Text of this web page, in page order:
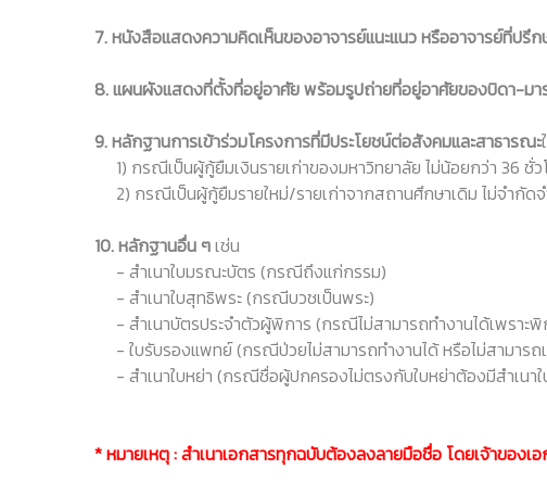
7. หนังสือแสดงความคิดเห็นของอาจารย์แนะแนว หรืออาจารย์ที่ปรึก
8. แผนผังแสดงที่ตั้งที่อยู่อาศัย พร้อมรูปถ่ายที่อยู่อาศัยของบิดา-ม
9. หลักฐานการเข้าร่วมโครงการที่มีประโยชน์ต่อสังคมและสาธารณะ
1) กรณีเป็นผู้กู้ยืมเงินรายเก่าของมหาวิทยาลัย ไม่น้อยกว่า 36 ชั่ว
2) กรณีเป็นผู้กู้ยืมรายใหม่/รายเก่าจากสถานศึกษาเดิม ไม่จำกัด
10. หลักฐานอื่น ๆเช่น
- สำเนาใบมรณะบัตร (กรณีถึงแก่กรรม)
- สำเนาใบสุทธิพระ (กรณีบวชเป็นพระ)
- สำเนาบัตรประจำตัวผู้พิการ (กรณีไม่สามารถทำงานได้เพราะพิ
- ใบรับรองแพทย์ (กรณีป่วยไม่สามารถทำงานได้ หรือไม่สามารถ
- สำเนาใบหย่า (กรณีชื่อผู้ปกครองไม่ตรงกับใบหย่าต้องมีสำเนา
* หมายเหตุ : สำเนาเอกสารทุกฉบับต้องลงลายมือชื่อ โดยเจ้าของ